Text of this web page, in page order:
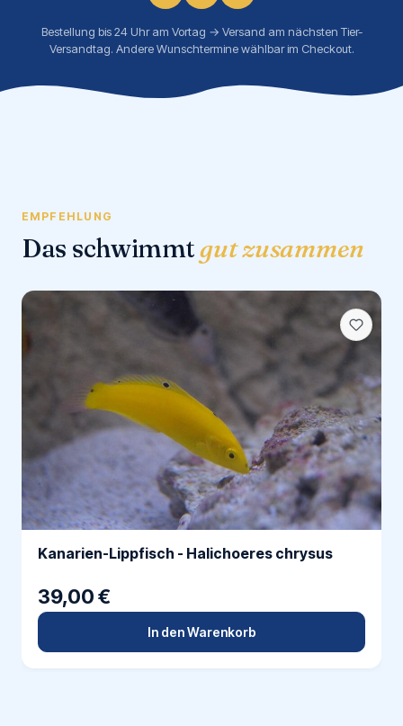
Bestellung bis 24 Uhr am Vortag → Versand am nächsten Tier-
Versandtag. Andere Wunschtermine wählbar im Checkout.
EMPFEHLUNG
Das schwimmtgut zusammen
Kanarien-Lippfisch - Halichoeres chrysus
39,00 €
In den Warenkorb